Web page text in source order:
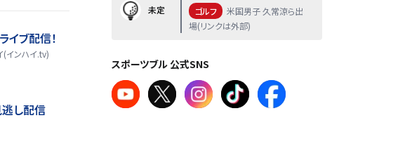
ブ配信！
(インハイ.tv)
し配信
未定 ゴルフ
米国男子 久常涼ら出
場(リンクは外部)
スポーツブル 公式SNS